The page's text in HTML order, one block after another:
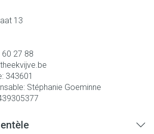
13
27 88
343601
Stéphanie Goeminne